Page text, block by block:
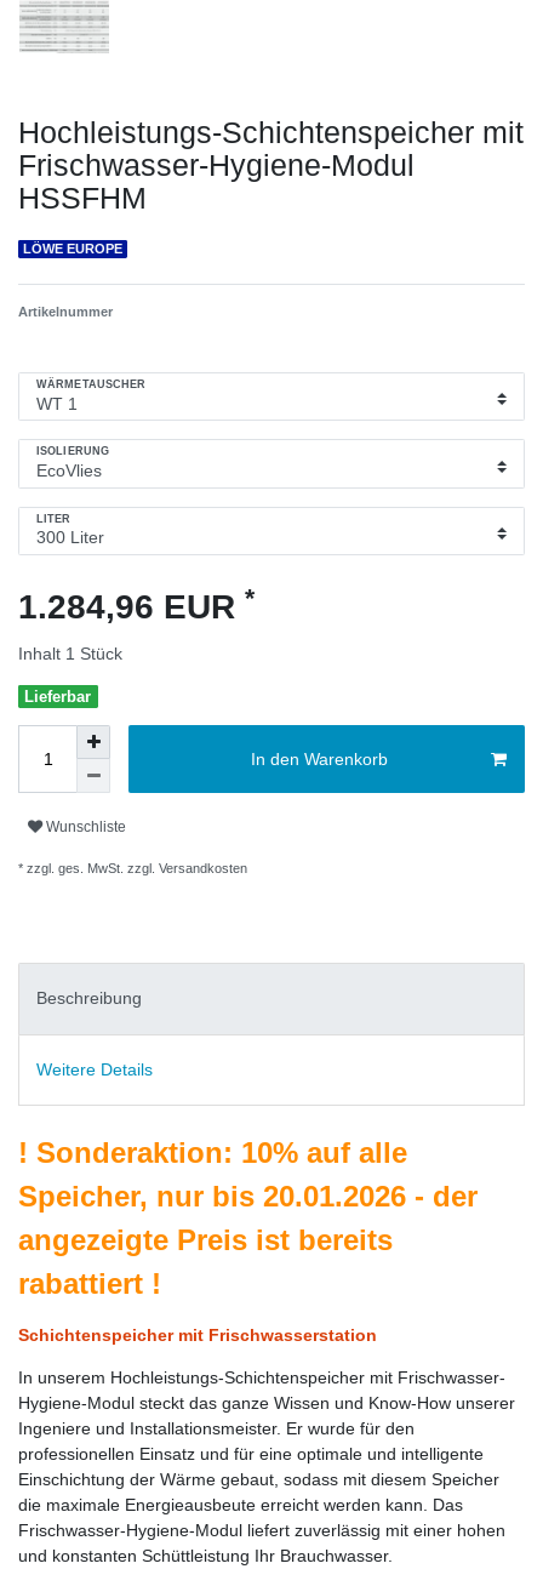
Hochleistungs-Schichtenspeicher mit
Frischwasser-Hygiene-Modul
HSSFHM
LÖWE EUROPE
Artikelnummer
WÄRMETAUSCHER
ISOLIERUNG
LITER
1.284,96 EUR *
Inhalt 1 Stück
Lieferbar
In den Warenkorb
Wunschliste
* zzgl. ges. MwSt. zzgl. Versandkosten
Beschreibung
Weitere Details
! Sonderaktion: 10% auf alle
Speicher, nur bis 20.01.2026 - der
angezeigte Preis ist bereits
rabattiert !
Schichtenspeicher mit Frischwasserstation
In unserem Hochleistungs-Schichtenspeicher mit Frischwasser-
Hygiene-Modul steckt das ganze Wissen und Know-How unserer
Ingeniere und Installationsmeister. Er wurde für den
professionellen Einsatz und für eine optimale und intelligente
Einschichtung der Wärme gebaut, sodass mit diesem Speicher
die maximale Energieausbeute erreicht werden kann. Das
Frischwasser-Hygiene-Modul liefert zuverlässig mit einer hohen
und konstanten Schüttleistung Ihr Brauchwasser.